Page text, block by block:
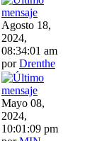
Agosto 18,
2024,
08:34:01 am
porDrenthe
Mayo 08,
2024,
10:01:09 pm